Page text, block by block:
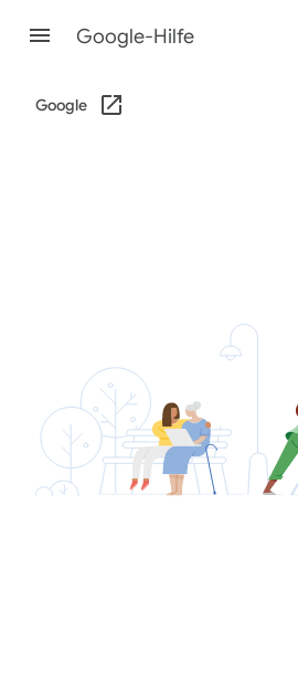
Google-Hilfe
Google